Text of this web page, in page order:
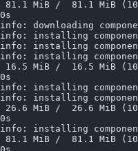
0s
info: downloading
info: installing
info: installing
info: installing
0s
info: installing
info: installing
0s
info: installing